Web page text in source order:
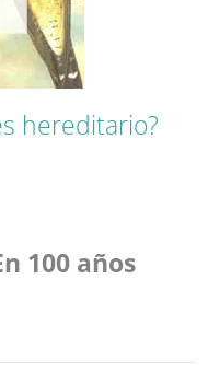
hereditario?
100 años